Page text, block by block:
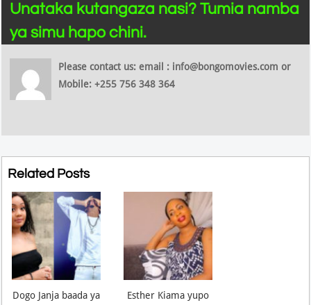
Unataka kutangaza nasi? Tumia namba
ya simu hapo chini.
Please contact us: email : info@bongomovies.com or
Mobile: +255 756 348 364
Related Posts
Dogo Janja baada ya Esther Kiama yupo